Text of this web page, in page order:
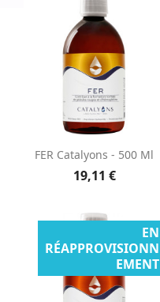
FER Catalyons - 500 Ml
19,11 €
EN
RÉAPPROVISIONN
EMENT